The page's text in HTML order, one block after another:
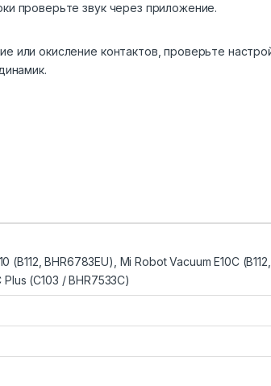
проверьте звук через приложение.
окисление контактов, проверьте
(B112, ВНR6783ЕU), Mi Robot Vacuum E10C
Рlus (C103 / BНR7533С)